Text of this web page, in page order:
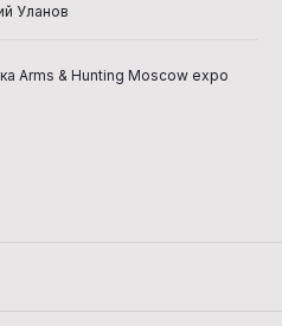
Уланов
Arms & Hunting Moscow expo